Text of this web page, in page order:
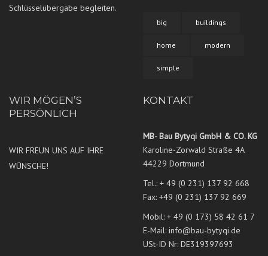
Schlüsselübergabe begleiten.
big buildings
home modern
simple
WIR MÖGEN’S
PERSÖNLICH
WIR FREUN UNS AUF IHRE
WÜNSCHE!
KONTAKT
MB- Bau Bytyqi GmbH & CO. KG
Karoline-Zorwald Straße 4A
44229 Dortmund
Tel.: + 49 (0 231) 137 92 668
Fax: +49 (0 231) 137 92 669
Mobil: + 49 (0 173) 58 42 61 7
E-Mail: info@bau-bytyqi.de
USt-ID Nr: DE319397693